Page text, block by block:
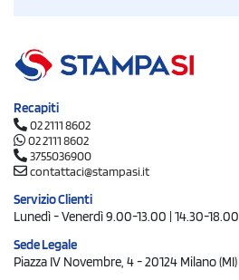
Recapiti
02 2111 8602
02 2111 8602
3755036900
contattaci@stampasi.it
Servizio Clienti
Lunedì - Venerdì 9.00-13.00 | 14.30-18.00
Sede Legale
Piazza IV Novembre, 4 - 20124 Milano (MI)